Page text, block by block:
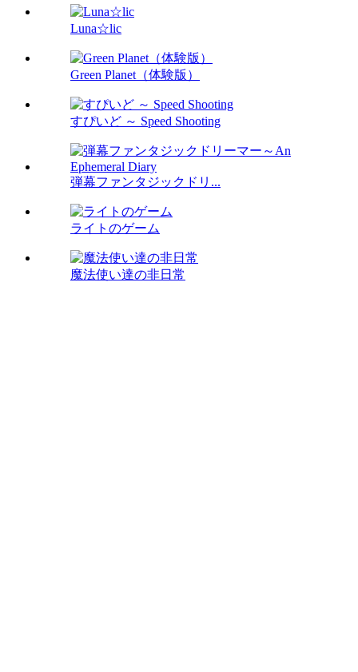
Luna☆lic
Green Planet（体験版）
すぴいど ～ Speed Shooting
弾幕ファンタジックドリ...
ライトのゲーム
魔法使い達の非日常